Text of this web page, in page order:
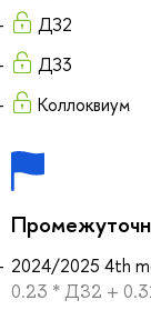
ДЗ2
ДЗ3
Коллоквиум
2024/2025 4th
0.23 * ДЗ2 +